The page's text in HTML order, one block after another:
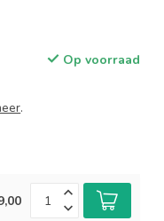
Op voorraad
.